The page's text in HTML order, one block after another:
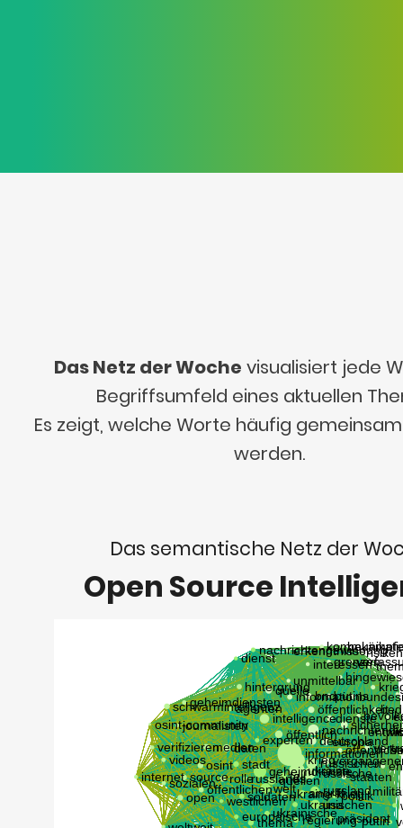
Das Netz der Woche visualisiert jede
Begriffsumfeld eines aktuellen
Es zeigt, welche Worte häufig
werden.
Das semantische Netz der
Open Source